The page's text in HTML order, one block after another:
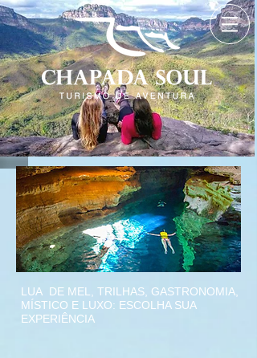
LUA DE MEL, TRILHAS, GASTRONOMIA,
MÍSTICO E LUXO: ESCOLHA SUA
EXPERIÊNCIA